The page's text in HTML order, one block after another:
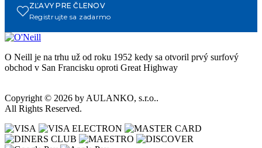
ZĽAVY PRE ČLENOV
Registrujte sa zadarmo
O Neill je na trhu už od roku 1952 kedy sa otvoril prvý surfový
obchod v San Francisku oproti Great Highway
Copyright © 2026 by AULANKO, s.r.o..
All Rights Reserved.